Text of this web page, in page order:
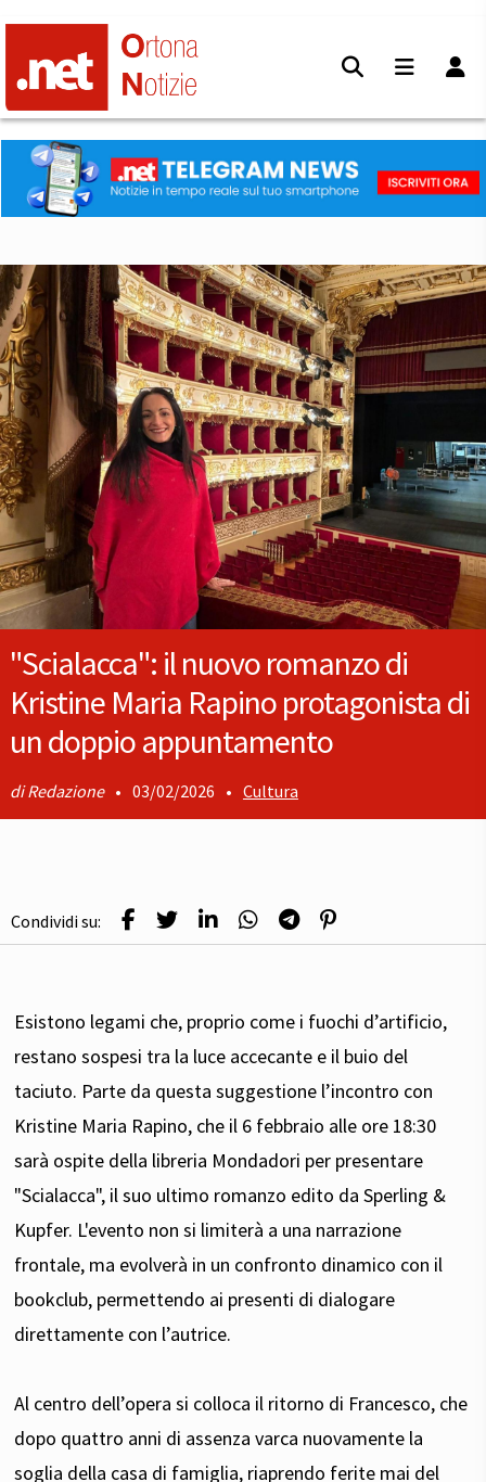
"Scialacca": il nuovo romanzo di
Kristine Maria Rapino protagonista di
un doppio appuntamento
Redazione • 03/02/2026 • Cultura
Condividi su:
Esistono legami che, proprio come i fuochi d’artificio,
restano sospesi tra la luce accecante e il buio del
taciuto. Parte da questa suggestione l’incontro con
Kristine Maria Rapino, che il 6 febbraio alle ore 18:30
sarà ospite della libreria Mondadori per presentare
"Scialacca", il suo ultimo romanzo edito da Sperling &
Kupfer. L'evento non si limiterà a una narrazione
frontale, ma evolverà in un confronto dinamico con il
bookclub, permettendo ai presenti di dialogare
direttamente con l’autrice.
Al centro dell’opera si colloca il ritorno di Francesco, che
dopo quattro anni di assenza varca nuovamente la
soglia della casa di famiglia, riaprendo ferite mai del